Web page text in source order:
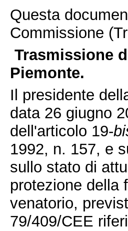
Questa
Commissione
Trasmissione
Piemonte.
Il presidente
data 26 giugno
dell'articolo 19-
1992, n. 157, e
sullo stato di
protezione della
venatorio,
79/409/CEE